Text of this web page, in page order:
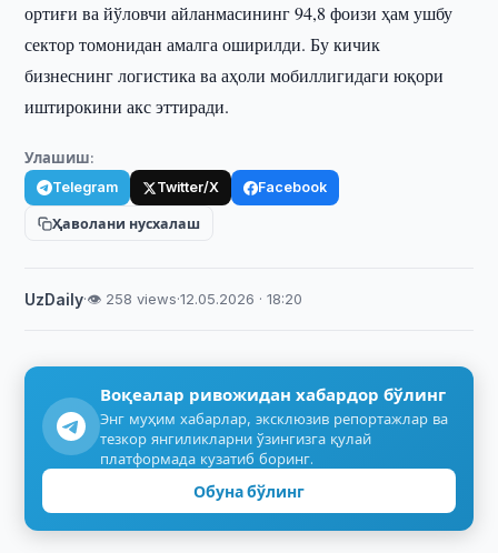
ортиғи ва йўловчи айланмасининг 94,8 фоизи ҳам ушбу
сектор томонидан амалга оширилди. Бу кичик
бизнеснинг логистика ва аҳоли мобиллигидаги юқори
иштирокини акс эттиради.
Улашиш:
Telegram Twitter/X Facebook
Ҳаволани нусхалаш
UzDaily·👁 258 views·12.05.2026 · 18:20
Воқеалар ривожидан хабардор бўлинг
Энг муҳим хабарлар, эксклюзив репортажлар ва
тезкор янгиликларни ўзингизга қулай
платформада кузатиб боринг.
Обуна бўлинг